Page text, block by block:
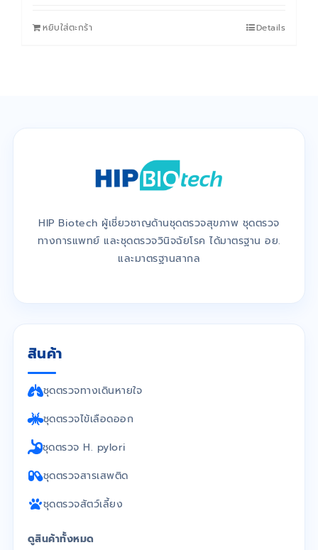
หยิบใส่ตะกร้า Details
HIP Biotech ผู้เชี่ยวชาญด้านชุดตรวจสุขภาพ ชุดตรวจ
ทางการแพทย์ และชุดตรวจวินิจฉัยโรค ได้มาตรฐาน อย.
และมาตรฐานสากล
สินค้า
ชุดตรวจทางเดินหายใจ
ชุดตรวจไข้เลือดออก
ชุดตรวจ H. pylori
ชุดตรวจสารเสพติด
ชุดตรวจสัตว์เลี้ยง
ดูสินค้าทั้งหมด